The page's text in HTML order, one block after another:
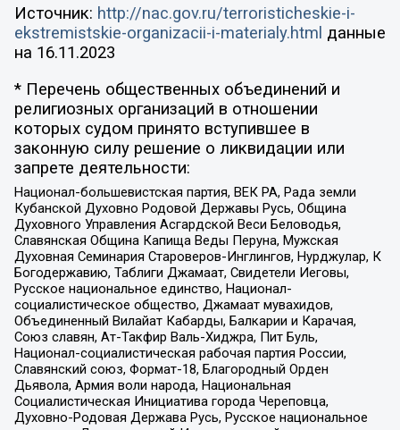
Источник: http://nac.gov.ru/terroristicheskie-i-
ekstremistskie-organizacii-i-materialy.html данные
на 16.11.2023
* Перечень общественных объединений и
религиозных организаций в отношении
которых судом принято вступившее в
законную силу решение о ликвидации или
запрете деятельности:
Национал-большевистская партия, ВЕК РА, Рада земли
Кубанской Духовно Родовой Державы Русь, Община
Духовного Управления Асгардской Веси Беловодья,
Славянская Община Капища Веды Перуна, Мужская
Духовная Семинария Староверов-Инглингов, Нурджулар, К
Богодержавию, Таблиги Джамаат, Свидетели Иеговы,
Русское национальное единство, Национал-
социалистическое общество, Джамаат мувахидов,
Объединенный Вилайат Кабарды, Балкарии и Карачая,
Союз славян, Ат-Такфир Валь-Хиджра, Пит Буль,
Национал-социалистическая рабочая партия России,
Славянский союз, Формат-18, Благородный Орден
Дьявола, Армия воли народа, Национальная
Социалистическая Инициатива города Череповца,
Духовно-Родовая Держава Русь, Русское национальное